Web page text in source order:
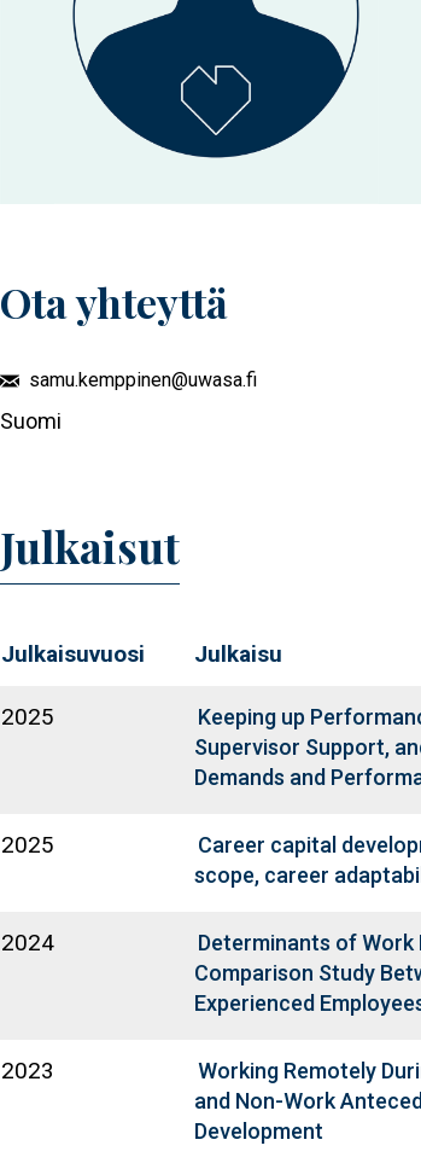
Ota yhteyttä
samu.kemppinen@uwasa.fi
Suomi
Julkaisut
Julkaisuvuosi Julkaisu
2025
Keeping up
Supervisor Support,
Demands and
2025
Career capital
scope, career
2024
Determinants of Work
Comparison Study
Experienced
2023
Working Remotely
and Non-Work
Development